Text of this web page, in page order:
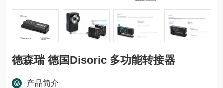
德森瑞 德国Disoric 多功能转接器
产品简介